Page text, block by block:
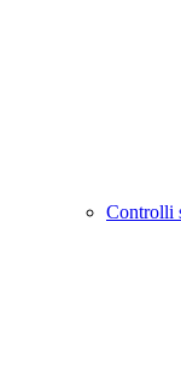
Controlli